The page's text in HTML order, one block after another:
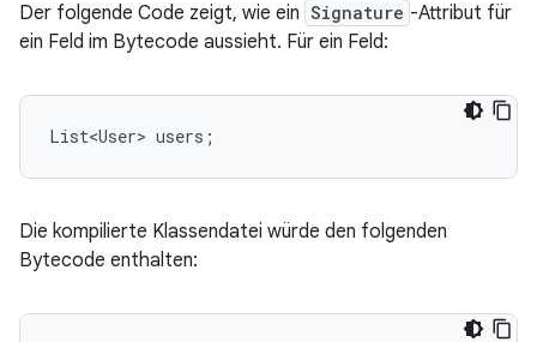
Der folgende Code zeigt, wie ein Signature -Attribut für
ein Feld im Bytecode aussieht. Für ein Feld:
List<User> users ;
Die kompilierte Klassendatei würde den folgenden
Bytecode enthalten: